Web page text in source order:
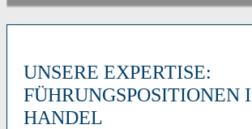
UNSERE EXPERTISE:
FÜHRUNGSPOSITIONEN
HANDEL